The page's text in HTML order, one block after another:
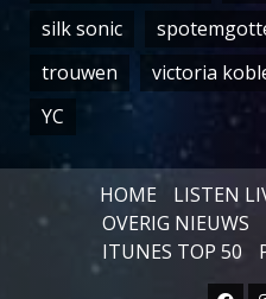
silk sonic
trouwen
victoria
YC
HOME LISTEN
OVERIG NIEUWS
ITUNES TOP 50